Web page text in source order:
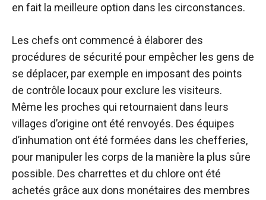
en fait la meilleure option dans les circonstances.
Les chefs ont commencé à élaborer des
procédures de sécurité pour empêcher les gens de
se déplacer, par exemple en imposant des points
de contrôle locaux pour exclure les visiteurs.
Même les proches qui retournaient dans leurs
villages d’origine ont été renvoyés. Des équipes
d’inhumation ont été formées dans les chefferies,
pour manipuler les corps de la manière la plus sûre
possible. Des charrettes et du chlore ont été
achetés grâce aux dons monétaires des membres